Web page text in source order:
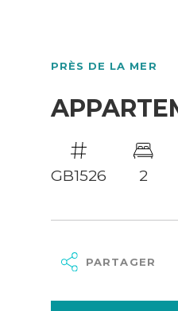
PRÈS DE LA MER
GB1526 2
PARTAGER